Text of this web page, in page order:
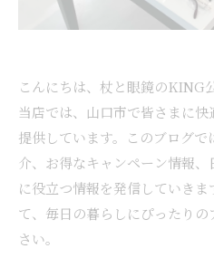
こんにちは、杖と眼鏡のKING
当店では、山口市で皆さまに
提供しています。このブログ
介、お得なキャンペーン情報
に役立つ情報を発信していき
て、毎日の暮らしにぴったり
さい。